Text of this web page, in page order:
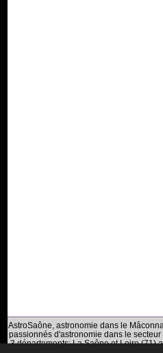
AstroSaône, astronomie dans le
passionnés d'astronomie dans le
3 départements: La Saône et Loire (71)